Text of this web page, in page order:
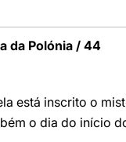
da Polónia / 44
está inscrito o
o dia do início